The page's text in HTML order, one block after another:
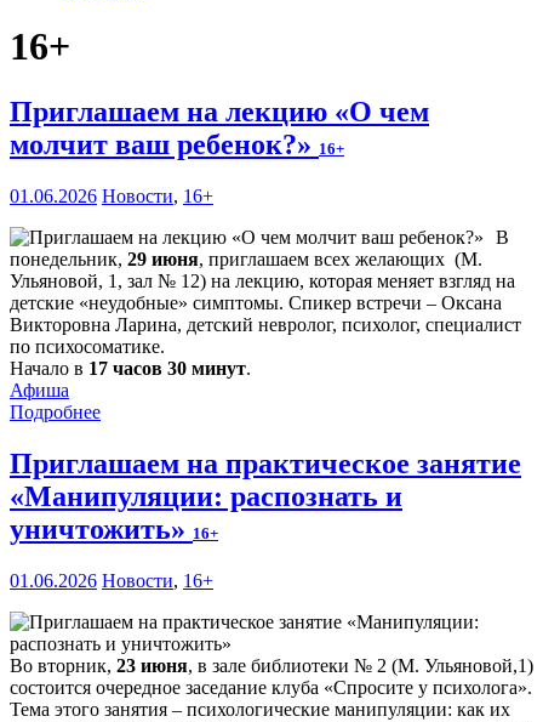
16+
Приглашаем на лекцию «О чем
молчит ваш ребенок?» 16+
01.06.2026 Новости, 16+
В
понедельник, 29 июня, приглашаем всех желающих (М.
Ульяновой, 1, зал № 12) на лекцию, которая меняет взгляд на
детские «неудобные» симптомы. Спикер встречи – Оксана
Викторовна Ларина, детский невролог, психолог, специалист
по психосоматике.
Начало в 17 часов 30 минут.
Афиша
Подробнее
Приглашаем на практическое занятие
«Манипуляции: распознать и
уничтожить» 16+
01.06.2026 Новости, 16+
Во вторник, 23 июня, в зале библиотеки № 2 (М. Ульяновой,1)
состоится очередное заседание клуба «Спросите у психолога».
Тема этого занятия – психологические манипуляции: как их